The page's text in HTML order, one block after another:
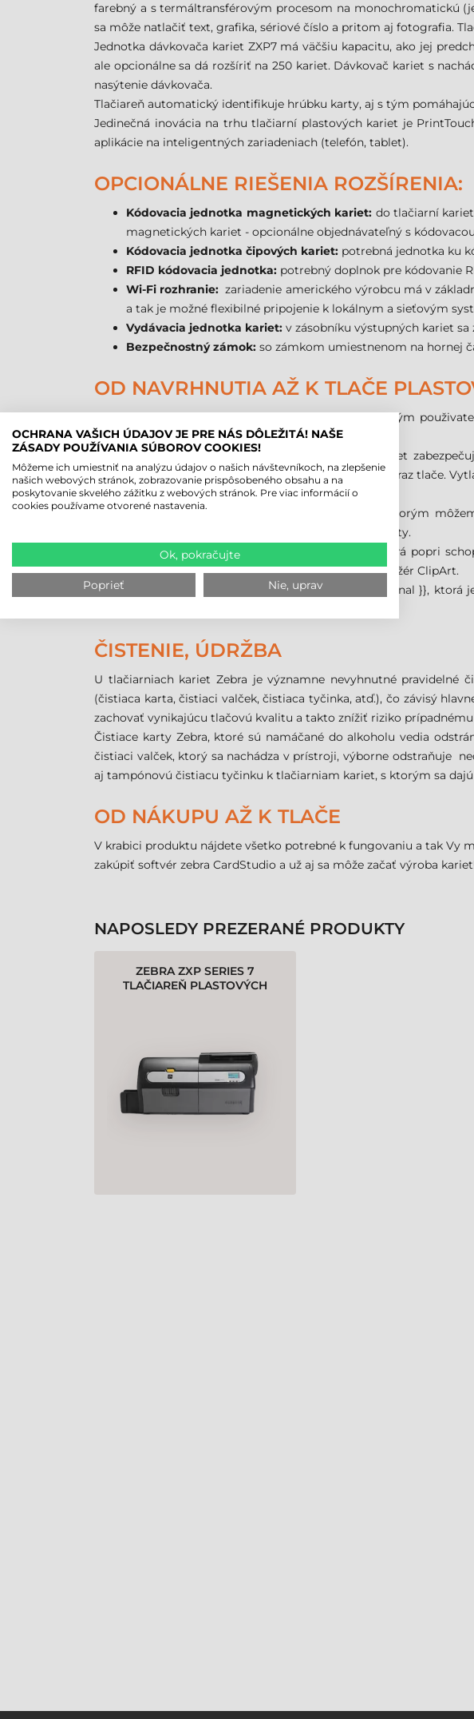
farebný a s termáltransférovým procesom na monochromatickú
sa môže natlačiť text, grafika, sériové číslo a pritom aj fotografia.
Jednotka dávkovača kariet ZXP7 má väčšiu kapacitu, ako jej
ale opcionálne sa dá rozšíriť na 250 kariet. Dávkovač kariet s
nasýtenie dávkovača.
Tlačiareň automatický identifikuje hrúbku karty, aj s tým
Jedinečná inovácia na trhu tlačiarní plastových kariet je
aplikácie na inteligentných zariadeniach (telefón, tablet).
OPCIONÁLNE RIEŠENIA ROZŠÍRENIA:
Kódovacia jednotka magnetických kariet: do tlačiarní
magnetických kariet - opcionálne objednávateľný s
Kódovacia jednotka čipových kariet: potrebná jednotka ku
RFID kódovacia jednotka: potrebný doplnok pre kódovanie
Wi-Fi rozhranie: zariadenie amerického výrobcu má v
a tak je možné flexibilné pripojenie k lokálnym a sieťovým
Vydávacia jednotka kariet: v zásobníku výstupných kariet
Bezpečnostný zámok: so zámkom umiestnenom na hornej
OD NAVRHNUTIA AŽ K TLAČE
K prístroji zadarmo pribalíme Windows driver s ktorým
Corel Draw a ďalšie populárne programy.
Jednoduché navrhnutie a kódovanie plastových kariet
kreslenie, na grafickom povrchu môžeme navrhnúť obraz tlače.
Program Zebra CardStudio je dostupný v 3 verziách:
Najjednoduchšia je {{ zebra_card_studio }}, s ktorým
pričomtakisto môžeme kódovať magnetické karty.
Stredná je {{ zebra_card_studio_standard }}, ktorá popri
súborov XLS a CSV a obsahuje aj súborový manažér ClipArt.
Najvyvinutejšia je {{ zebra_card_studio_professional }},
ČISTENIE, ÚDRŽBA
U tlačiarniach kariet Zebra je významne nevyhnutné pravidelné
(čistiaca karta, čistiaci valček, čistiaca tyčinka, atď.), čo závisý
zachovať vynikajúcu tlačovú kvalitu a takto znížiť riziko
Čistiace karty Zebra, ktoré sú namáčané do alkoholu vedia
čistiaci valček, ktorý sa nachádza v prístroji, výborne odstraňuje
aj tampónovú čistiacu tyčinku k tlačiarniam kariet, s ktorým sa
OD NÁKUPU AŽ K TLAČE
V krabici produktu nájdete všetko potrebné k fungovaniu a tak Vy
zakúpiť softvér zebra CardStudio a už aj sa môže začať výroba
NAPOSLEDY PREZERANÉ PRODUKTY
ZEBRA ZXP SERIES 7
TLAČIAREŇ PLASTOVÝCH
OCHRANA VAŠICH ÚDAJOV JE PRE NÁS DÔLEŽITÁ! NAŠE
ZÁSADY POUŽÍVANIA SÚBOROV COOKIES!
Môžeme ich umiestniť na analýzu údajov o našich návštevníkoch, na zlepšenie
našich webových stránok, zobrazovanie prispôsobeného obsahu a na
poskytovanie skvelého zážitku z webových stránok. Pre viac informácií o
cookies používame otvorené nastavenia.
Ok, pokračujte
Poprieť Nie, uprav